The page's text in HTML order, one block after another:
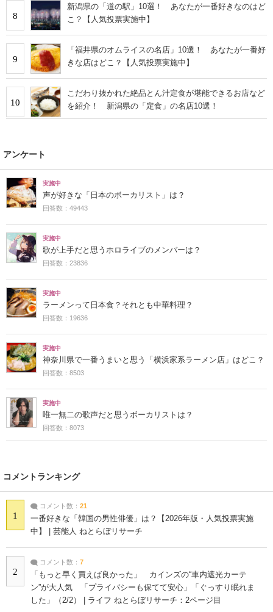
8
新潟県の「道の駅」10選！ あなたが一番好きなのはど
こ？【人気投票実施中】
9
「福井県のオムライスの名店」10選！ あなたが一番好
きな店はどこ？【人気投票実施中】
10
こだわり抜かれた絶品とん汁定食が堪能できるお店など
を紹介！ 新潟県の「定食」の名店10選！
アンケート
実施中
声が好きな「日本のボーカリスト」は？
回答数：49443
実施中
歌が上手だと思うホロライブのメンバーは？
回答数：23836
実施中
ラーメンって日本食？それとも中華料理？
回答数：19636
実施中
神奈川県で一番うまいと思う「横浜家系ラーメン店」はどこ？
回答数：8503
実施中
唯一無二の歌声だと思うボーカリストは？
回答数：8073
コメントランキング
1
コメント数： 21
一番好きな「韓国の男性俳優」は？【2026年版・人気投票実施
中】 | 芸能人 ねとらぼリサーチ
2
コメント数： 7
「もっと早く買えば良かった」 カインズの“車内遮光カーテ
ン”が大人気 「プライバシーも保てて安心」「ぐっすり眠れま
した」（2/2） | ライフ ねとらぼリサーチ：2ページ目